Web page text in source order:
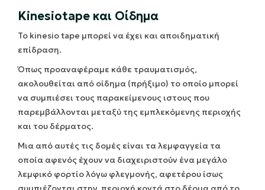
Kinesiotape και Οίδημα
Το kinesio tape μπορεί να έχει και αποιδηματική
επίδραση.
Όπως προαναφέραμε κάθε τραυματισμός,
ακολουθείται από οίδημα (πρήξιμο) το οποίο μπορεί
να συμπιέσει τους παρακείμενους ιστους που
παρεμβάλλονται μεταξύ της εμπλεκόμενης περιοχής
και του δέρματος.
Μια από αυτές τις δομές είναι τα λεμφαγγεία τα
οποία αφενός έχουν να διαχειριστούν ένα μεγάλο
λεμφικό φορτίο λόγω φλεγμονής, αφετέρου ίσως